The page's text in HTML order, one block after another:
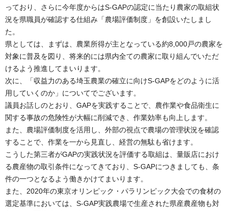
っており、さらに今年度からはS-GAPの認定に当たり農家の取組状
況を県職員が確認する仕組み「農場評価制度」を創設いたしまし
た。
県としては、まずは、農業所得が主となっている約8,000戸の農家を
対象に普及を図り、将来的には県内全ての農家に取り組んでいただ
けるよう推進してまいります。
次に、「収益力のある埼玉農業の確立に向けS-GAPをどのように活
用していくのか」についてでございます。
議員お話しのとおり、GAPを実践することで、農作業や食品衛生に
関する事故の危険性が大幅に削減でき、作業効率も向上します。
また、農場評価制度を活用し、外部の視点で農場の管理状況を確認
することで、作業を一から見直し、経営の無駄も省けます。
こうした第三者がGAPの実践状況を評価する取組は、量販店におけ
る農産物の取引条件になってきており、S-GAPにつきましても、条
件の一つとなるよう働きかけてまいります。
また、2020年の東京オリンピック・パラリンピック大会での食材の
選定基準においては、S-GAP実践農場で生産された県産農産物も対